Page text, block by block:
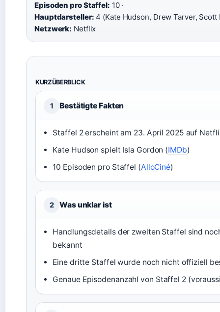
Episoden pro Staffel: 10 ·
Hauptdarsteller: 4 (Kate Hudson, Drew Tarver, Scott
Netzwerk: Netflix
KURZÜBERBLICK
1 Bestätigte Fakten
Staffel 2 erscheint am 23. April 2025 auf
Kate Hudson spielt Isla Gordon (IMDb)
10 Episoden pro Staffel (AlloCiné)
2 Was unklar ist
Handlungsdetails der zweiten Staffel sind
bekannt
Eine dritte Staffel wurde noch nicht offiziell
Genaue Episodenanzahl von Staffel 2